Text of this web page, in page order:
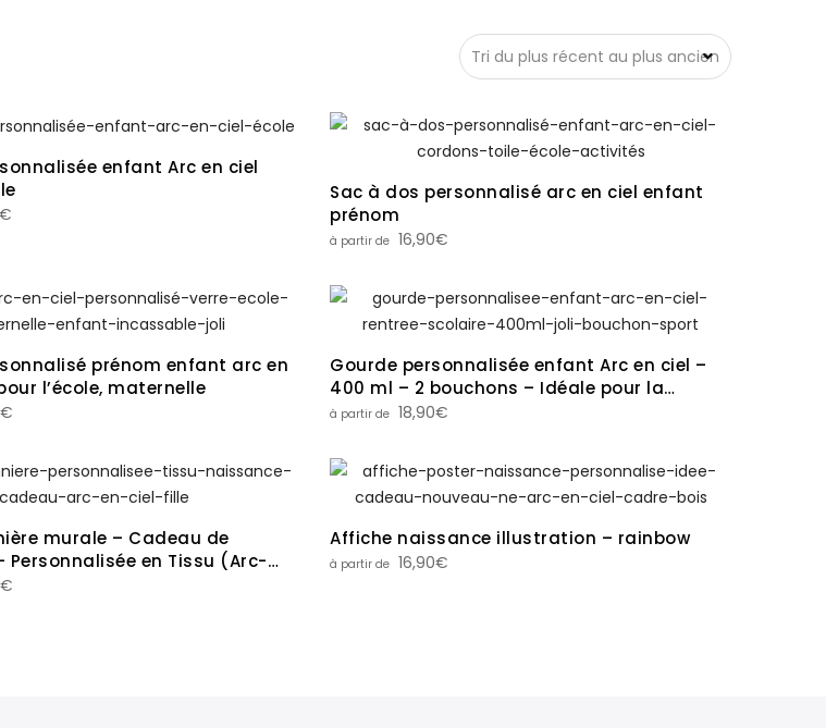
enfant Arc en ciel
€
Sac à dos personnalisé arc en ciel enfant
prénom
16,90€
prénom enfant arc en
l’école, maternelle
€
Gourde personnalisée enfant Arc en ciel –
400 ml – 2 bouchons – Idéale pour la
rentrée scolaire
18,90€
murale – Cadeau de
Personnalisée en Tissu (Arc-
Nœud)
€
Affiche naissance illustration – rainbow
16,90€